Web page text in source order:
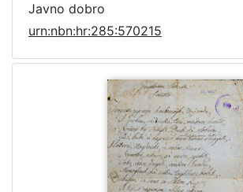
Javno dobro
urn:nbn:hr:285:570215